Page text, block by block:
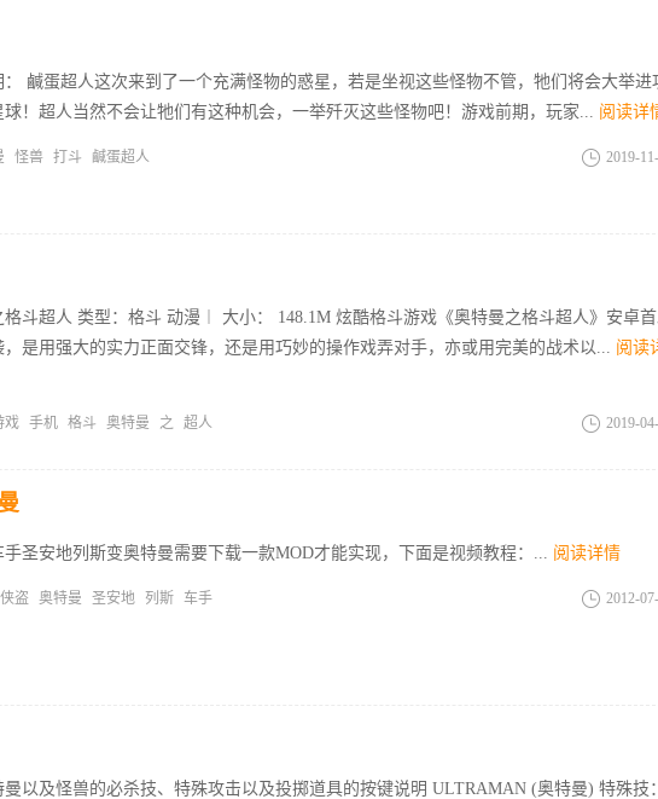
： 鹹蛋超人这次来到了一个充满怪物的惑星，若是坐视这些怪物不管，牠们将会大举进
球！超人当然不会让牠们有这种机会，一举歼灭这些怪物吧！游戏前期，玩家... 阅读详
怪兽 打斗 鹹蛋超人 2019-
格斗超人 类型：格斗 动漫︱ 大小： 148.1M 炫酷格斗游戏《奥特曼之格斗超人》安卓
，是用强大的实力正面交锋，还是用巧妙的操作戏弄对手，亦或用完美的战术以... 阅读
戏 手机 格斗 奥特曼 之 超人 2019-
手圣安地列斯变奥特曼需要下载一款MOD才能实现，下面是视频教程：... 阅读详情
侠盗 奥特曼 圣安地 列斯 车手 2012-
曼以及怪兽的必杀技、特殊攻击以及投掷道具的按键说明 ULTRAMAN (奥特曼) 特殊技：